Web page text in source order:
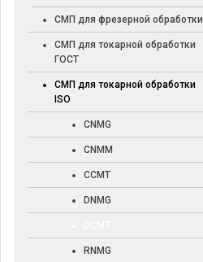
СМП для фрезерной обработки
СМП для токарной обработки
ГОСТ
СМП для токарной обработки
ISO
CNMG
CNMM
CCMT
DNMG
RNMG